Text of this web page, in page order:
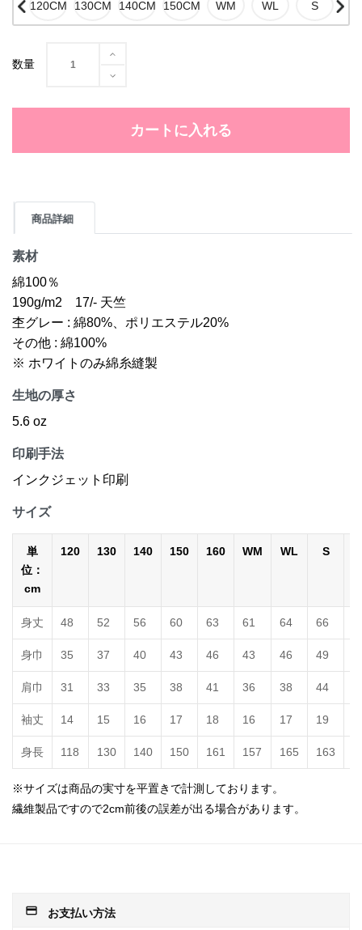
数量
カートに入れる
商品詳細
素材
綿100％
190g/m2 17/- 天竺
杢グレー : 綿80%、ポリエステル20%
その他 : 綿100%
※ ホワイトのみ綿糸縫製
生地の厚さ
5.6 oz
印刷手法
インクジェット印刷
サイズ
単
位：
cm
120 130 140 150 160 WM WL S
身丈 48 52 56 60 63 61 64 66
身巾 35 37 40 43 46 43 46 49
肩巾 31 33 35 38 41 36 38 44
袖丈 14 15 16 17 18 16 17 19
身長 118 130 140 150 161 157 165 163
※サイズは商品の実寸を平置きで計測しております。
繊維製品ですので2cm前後の誤差が出る場合があります。
payment お支払い方法